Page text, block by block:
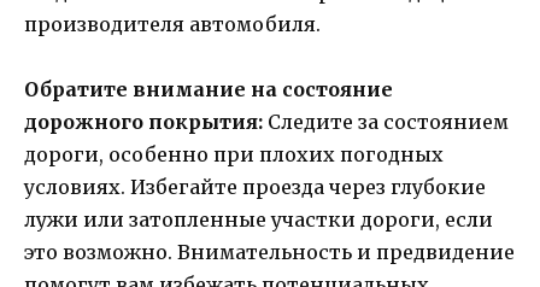
производителя автомобиля.
Обратите внимание на состояние
дорожного покрытия: Следите за состоянием
дороги, особенно при плохих погодных
условиях. Избегайте проезда через глубокие
лужи или затопленные участки дороги, если
это возможно. Внимательность и предвидение